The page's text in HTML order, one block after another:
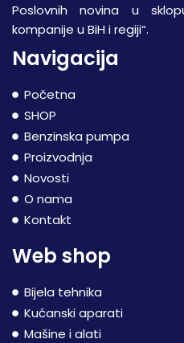
Poslovnih novina u
kompanije u BiH i regiji“.
Navigacija
Početna
SHOP
Benzinska pumpa
Proizvodnja
Novosti
O nama
Kontakt
Web shop
Bijela tehnika
Kućanski aparati
Mašine i alati